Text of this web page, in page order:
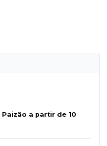
a partir de 10